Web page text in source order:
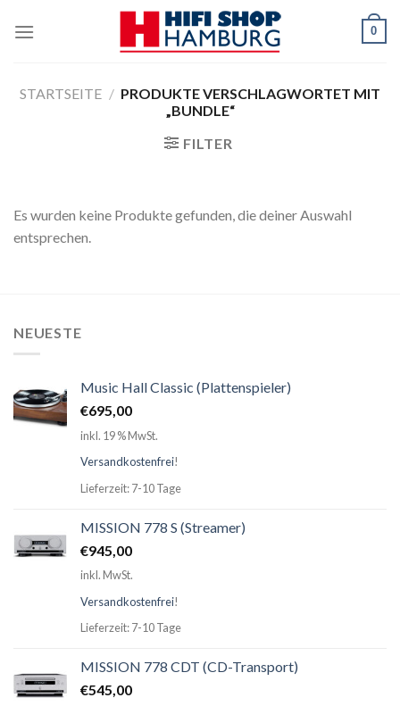
0
STARTSEITE / PRODUKTE VERSCHLAGWORTET MIT
„BUNDLE“
FILTER
Es wurden keine Produkte gefunden, die deiner Auswahl
entsprechen.
NEUESTE
Music Hall Classic (Plattenspieler)
€695,00
inkl. 19 % MwSt.
Versandkostenfrei!
Lieferzeit: 7-10 Tage
MISSION 778 S (Streamer)
€945,00
inkl. MwSt.
Versandkostenfrei!
Lieferzeit: 7-10 Tage
MISSION 778 CDT (CD-Transport)
€545,00